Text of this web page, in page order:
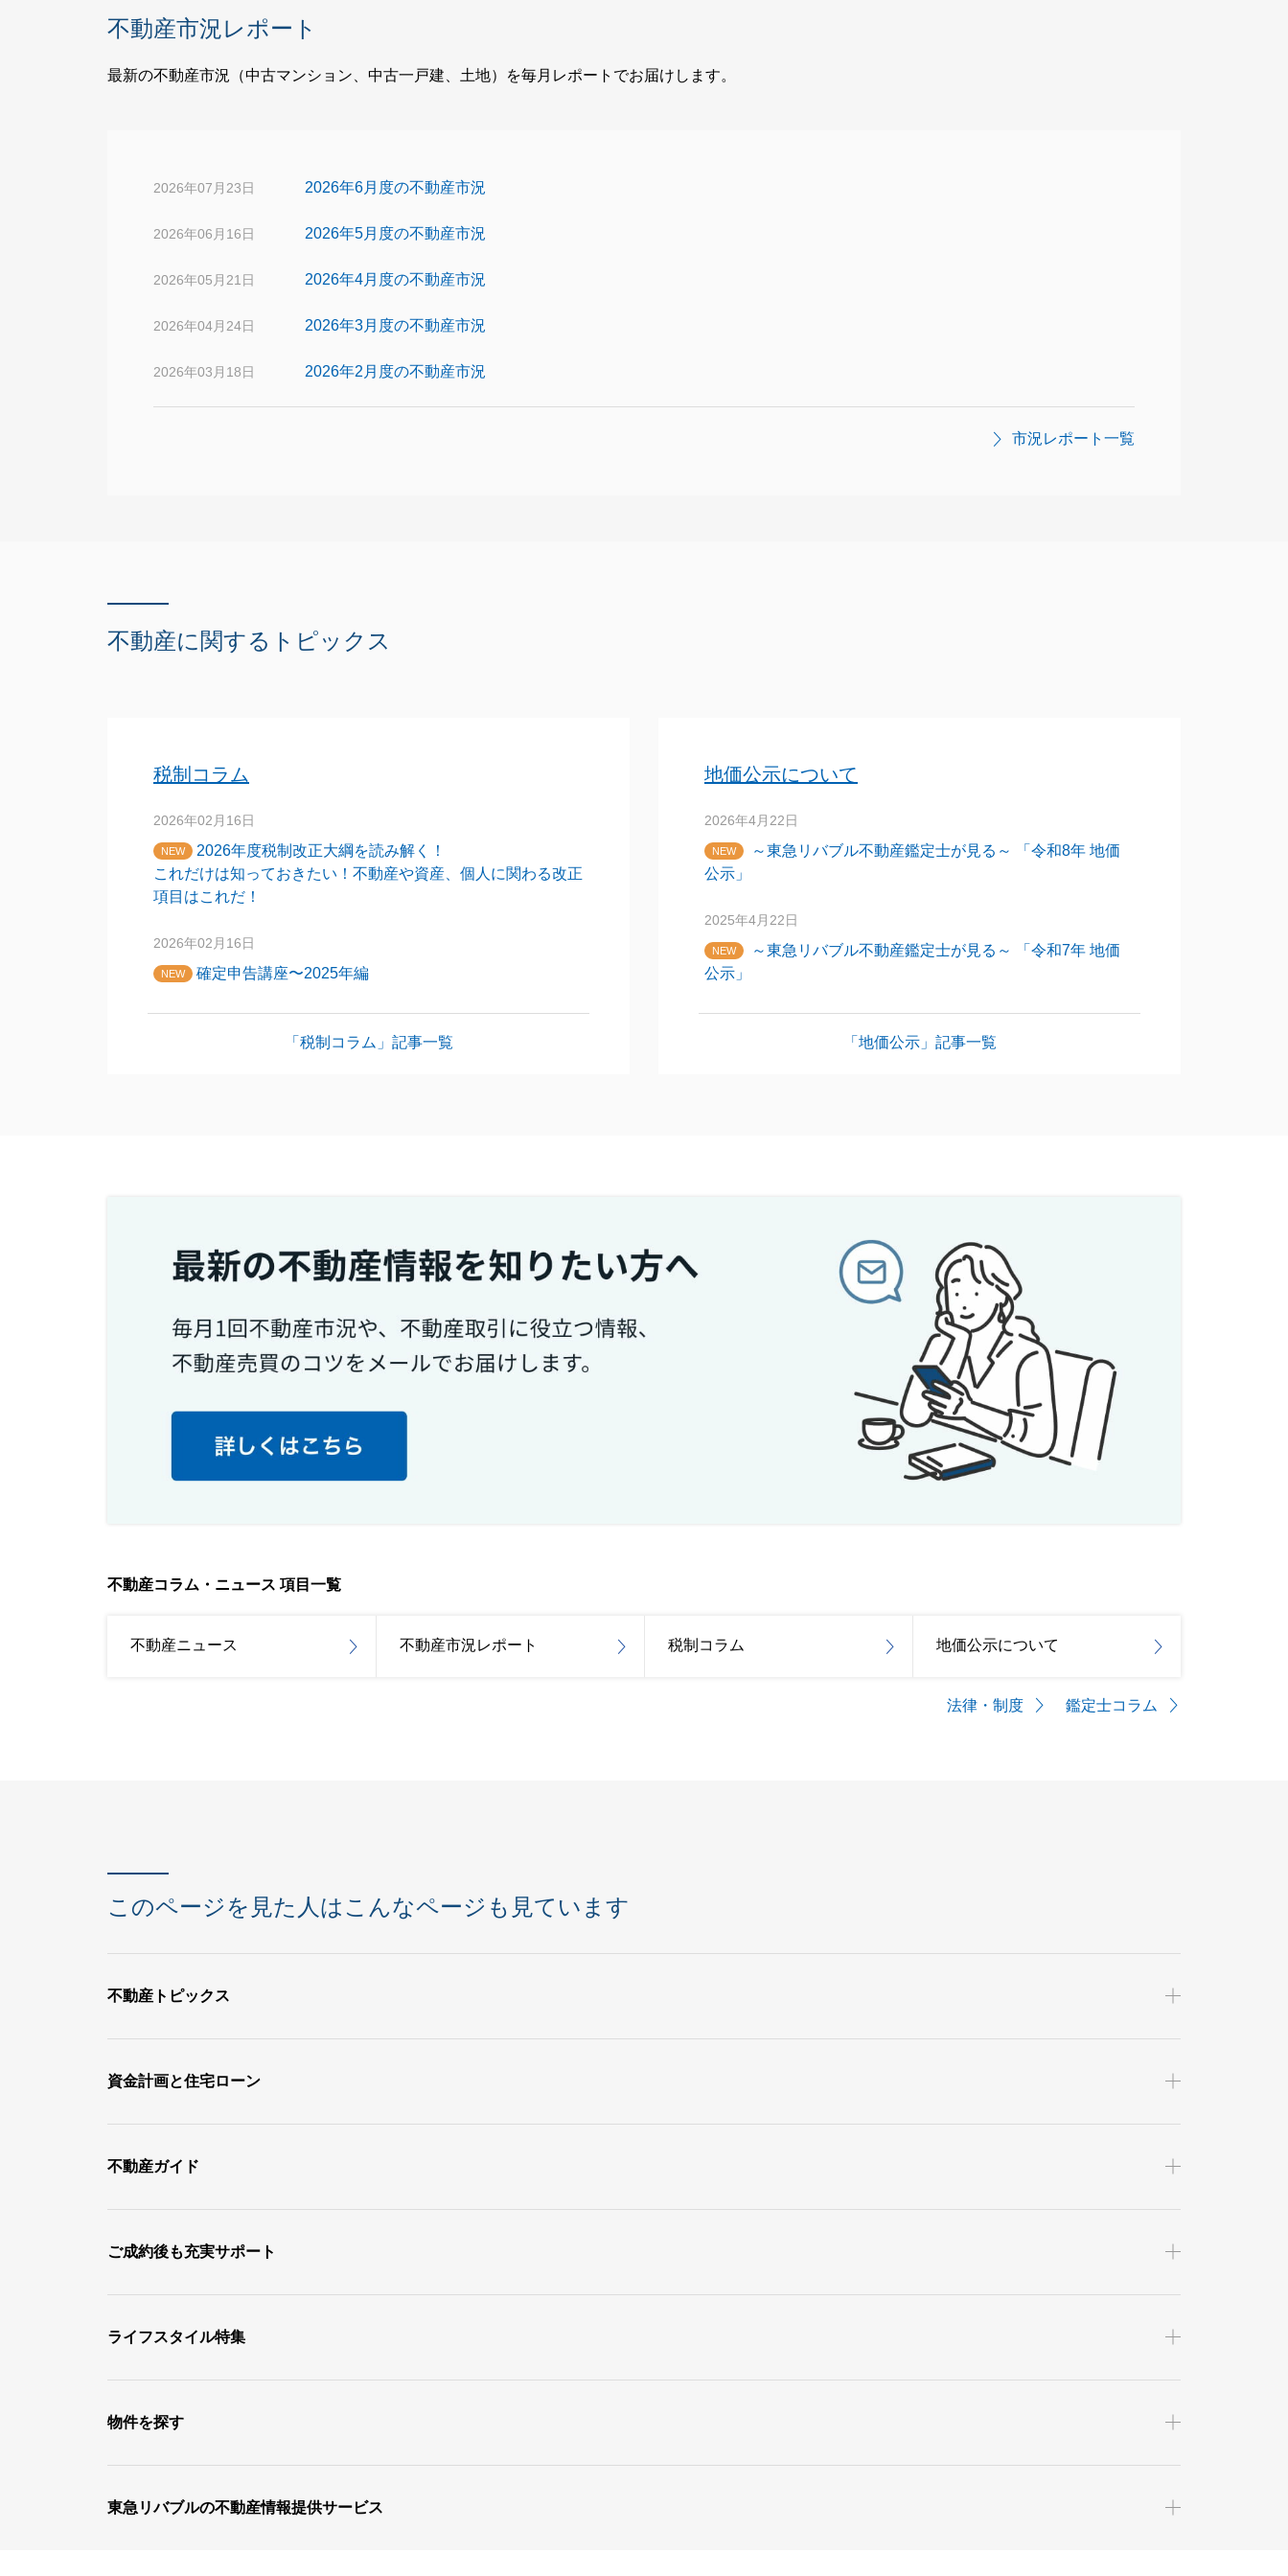
不動産市況レポート
最新の不動産市況（中古マンション、中古一戸建、土地）を毎月レポートでお届けします。
2026年07月23日 2026年6月度の不動産市況
2026年06月16日 2026年5月度の不動産市況
2026年05月21日 2026年4月度の不動産市況
2026年04月24日 2026年3月度の不動産市況
2026年03月18日 2026年2月度の不動産市況
市況レポート一覧
不動産に関するトピックス
税制コラム
2026年02月16日
NEW
2026年度税制改正⼤綱を読み解く！
これだけは知っておきたい！不動産や資産、個人に関わる改正
項目はこれだ！
2026年02月16日
NEW 確定申告講座〜2025年編
「税制コラム」記事一覧
地価公示について
2026年4月22日
NEW
～東急リバブル不動産鑑定士が見る～ 「令和8年 地価
公示」
2025年4月22日
NEW
～東急リバブル不動産鑑定士が見る～ 「令和7年 地価
公示」
「地価公示」記事一覧
不動産コラム・ニュース 項目一覧
不動産ニュース 不動産市況レポート 税制コラム 地価公示について
法律・制度 鑑定士コラム
このページを見た人はこんなページも見ています
不動産トピックス
資金計画と住宅ローン
不動産ガイド
ご成約後も充実サポート
ライフスタイル特集
物件を探す
東急リバブルの不動産情報提供サービス